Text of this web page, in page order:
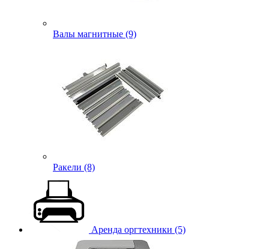
Валы магнитные (9)
Ракели (8)
Аренда оргтехники (5)